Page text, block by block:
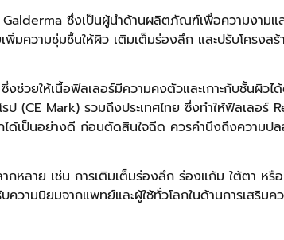
ซึ่งเป็นผู้นำด้านผลิตภัณฑ์เพื่อความงามแล
ความชุ่มชื้นให้ผิว เติมเต็มร่องลึก และปรับโครงสร้
วยให้เนื้อฟิลเลอร์มีความคงตัวและเกาะกับชั้นผิว
(CE Mark) รวมถึงประเทศไทย ซึ่งทำให้ฟิลเลอร์
ได้เป็นอย่างดี ก่อนตัดสินใจฉีด ควรคำนึงถึงความ
ลาย เช่น การเติมเต็มร่องลึก ร่องแก้ม ใต้ตา หรื
ามนิยมจากแพทย์และผู้ใช้ทั่วโลกในด้านการเสริมค